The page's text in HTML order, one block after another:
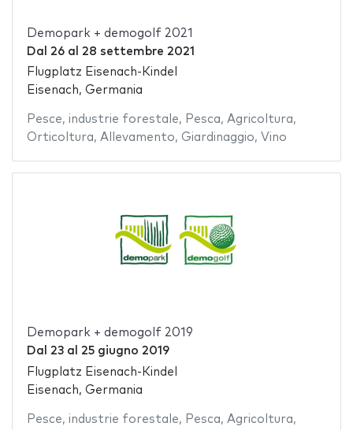
Demopark + demogolf 2021
Dal 26al 28 settembre 2021
Flugplatz Eisenach-Kindel
Eisenach, Germania
Pesce, industrie forestale, Pesca, Agricoltura,
Orticoltura, Allevamento, Giardinaggio, Vino
Demopark + demogolf 2019
Dal 23al 25 giugno 2019
Flugplatz Eisenach-Kindel
Eisenach, Germania
Pesce, industrie forestale, Pesca, Agricoltura,